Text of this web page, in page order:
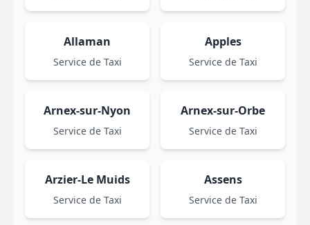
Allaman
Service de Taxi
Apples
Service de Taxi
Arnex-sur-Nyon
Service de Taxi
Arnex-sur-Orbe
Service de Taxi
Arzier-Le Muids
Service de Taxi
Assens
Service de Taxi